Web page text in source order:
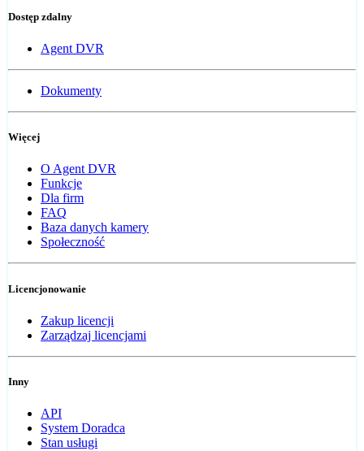
Dostęp zdalny
Agent DVR
Dokumenty
Więcej
O Agent DVR
Funkcje
Dla firm
FAQ
Baza danych kamery
Społeczność
Licencjonowanie
Zakup licencji
Zarządzaj licencjami
Inny
API
System Doradca
Stan usługi